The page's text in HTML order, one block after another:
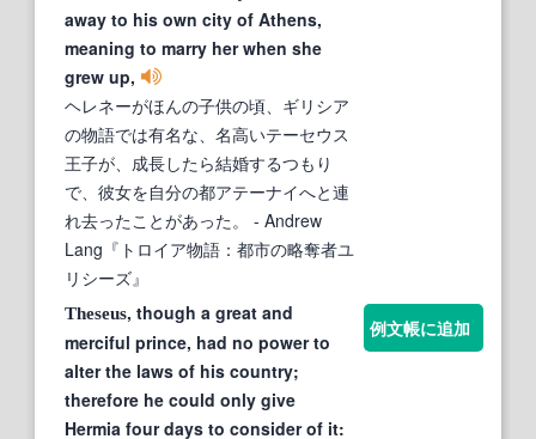
away to his own city of Athens,
meaning to marry her when she
grew up,
ヘレネーがほんの子供の頃、ギリシア
の物語では有名な、名高いテーセウス
王子が、成長したら結婚するつもり
で、彼女を自分の都アテーナイへと連
れ去ったことがあった。
- Andrew
Lang『トロイア物語：都市の略奪者ユ
リシーズ』
Theseus, though a great and
merciful prince, had no power to
alter the laws of his country;
therefore he could only give
Hermia four days to consider of it:
例文帳に追加